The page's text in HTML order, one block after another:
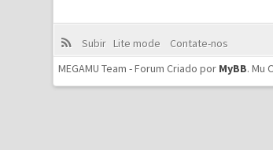
Subir Lite mode
Contate-nos
MEGAMU Team - Forum Criado por MyBB.Mu